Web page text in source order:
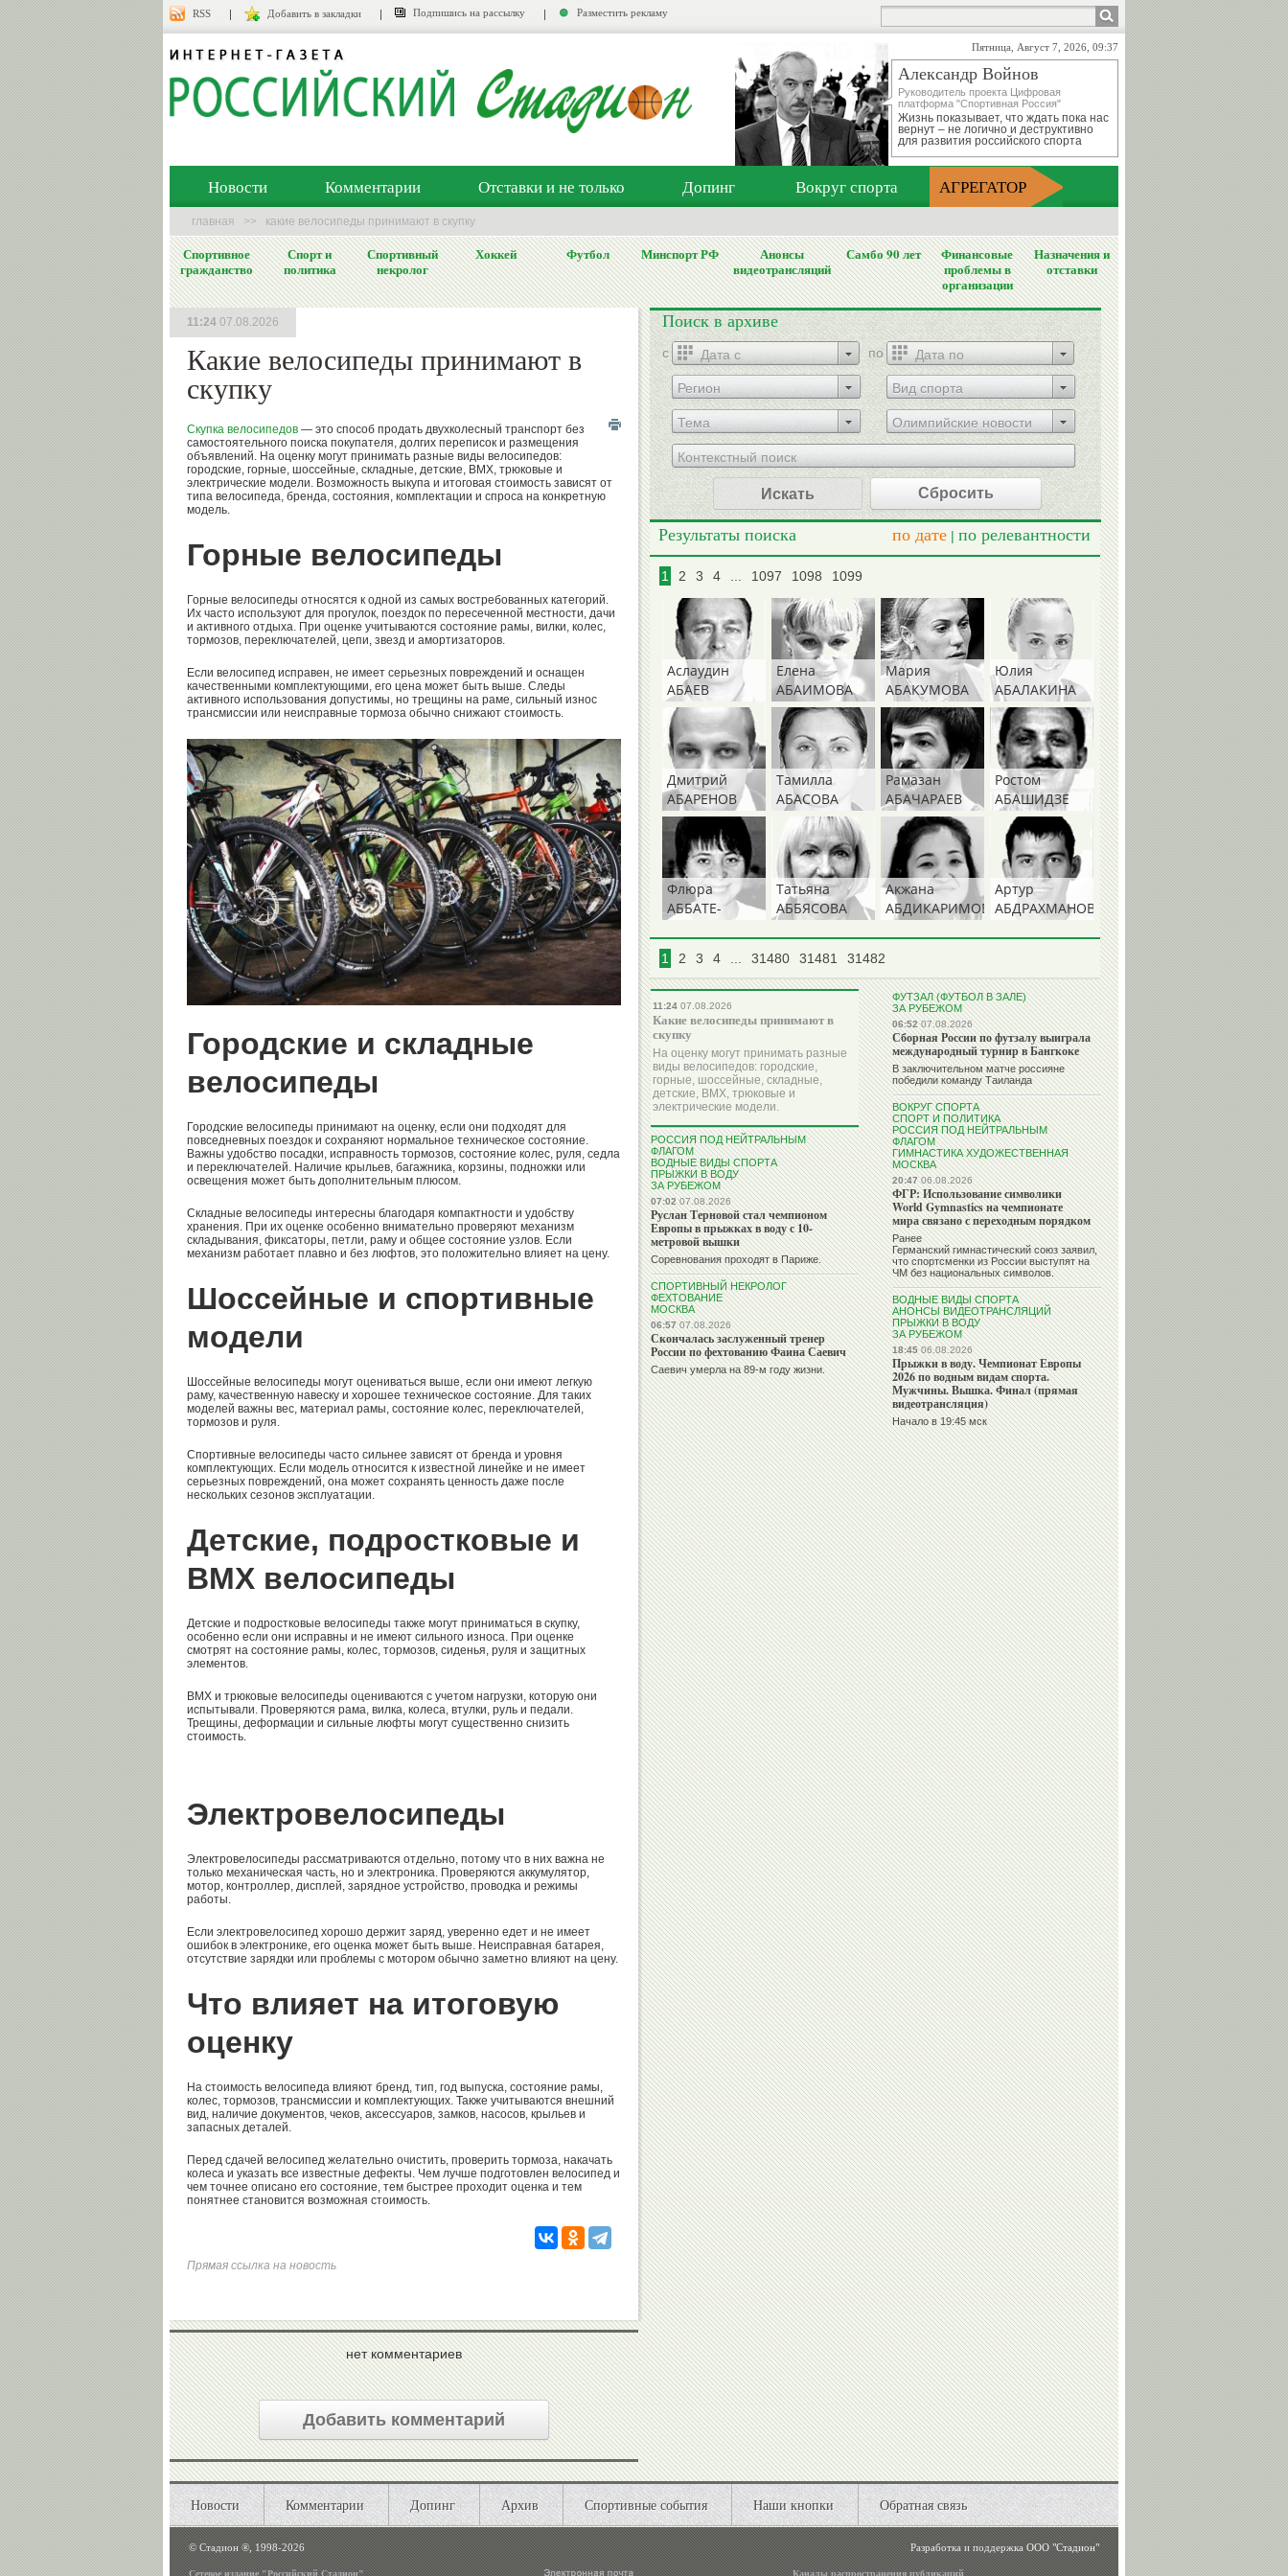
RSS Добавить в закладки Подпишись на рассылку Разместить рекламу
Пятница, Август 7, 2026, 09:37
Александр Войнов
Руководитель проекта Цифровая
платформа "Спортивная Россия"
Жизнь показывает, что ждать пока нас
вернут – не логично и деструктивно
для развития российского спорта
Новости Комментарии Отставки и не только Допинг Вокруг спорта АГРЕГАТОР
главная >> какие велосипеды принимают в скупку
Спортивное
гражданство
Спорт и
политика
Спортивный
некролог
Хоккей Футбол Минспорт РФ
Анонсы
видеотрансляций
Самбо 90 лет
Финансовые
проблемы в
организации
Назначения и
отставки
Какие велосипеды принимают в
скупку
11:24 07.08.2026
Скупка велосипедов — это способ продать двухколесный транспорт без
самостоятельного поиска покупателя, долгих переписок и размещения
объявлений. На оценку могут принимать разные виды велосипедов:
городские, горные, шоссейные, складные, детские, BMX, трюковые и
электрические модели. Возможность выкупа и итоговая стоимость зависят от
типа велосипеда, бренда, состояния, комплектации и спроса на конкретную
модель.
Горные велосипеды
Горные велосипеды относятся к одной из самых востребованных категорий.
Их часто используют для прогулок, поездок по пересеченной местности, дачи
и активного отдыха. При оценке учитываются состояние рамы, вилки, колес,
тормозов, переключателей, цепи, звезд и амортизаторов.
Если велосипед исправен, не имеет серьезных повреждений и оснащен
качественными комплектующими, его цена может быть выше. Следы
активного использования допустимы, но трещины на раме, сильный износ
трансмиссии или неисправные тормоза обычно снижают стоимость.
Городские и складные
велосипеды
Городские велосипеды принимают на оценку, если они подходят для
повседневных поездок и сохраняют нормальное техническое состояние.
Важны удобство посадки, исправность тормозов, состояние колес, руля, седла
и переключателей. Наличие крыльев, багажника, корзины, подножки или
освещения может быть дополнительным плюсом.
Складные велосипеды интересны благодаря компактности и удобству
хранения. При их оценке особенно внимательно проверяют механизм
складывания, фиксаторы, петли, раму и общее состояние узлов. Если
механизм работает плавно и без люфтов, это положительно влияет на цену.
Шоссейные и спортивные
модели
Шоссейные велосипеды могут оцениваться выше, если они имеют легкую
раму, качественную навеску и хорошее техническое состояние. Для таких
моделей важны вес, материал рамы, состояние колес, переключателей,
тормозов и руля.
Спортивные велосипеды часто сильнее зависят от бренда и уровня
комплектующих. Если модель относится к известной линейке и не имеет
серьезных повреждений, она может сохранять ценность даже после
нескольких сезонов эксплуатации.
Детские, подростковые и
BMX велосипеды
Детские и подростковые велосипеды также могут приниматься в скупку,
особенно если они исправны и не имеют сильного износа. При оценке
смотрят на состояние рамы, колес, тормозов, сиденья, руля и защитных
элементов.
BMX и трюковые велосипеды оцениваются с учетом нагрузки, которую они
испытывали. Проверяются рама, вилка, колеса, втулки, руль и педали.
Трещины, деформации и сильные люфты могут существенно снизить
стоимость.
Электровелосипеды
Электровелосипеды рассматриваются отдельно, потому что в них важна не
только механическая часть, но и электроника. Проверяются аккумулятор,
мотор, контроллер, дисплей, зарядное устройство, проводка и режимы
работы.
Если электровелосипед хорошо держит заряд, уверенно едет и не имеет
ошибок в электронике, его оценка может быть выше. Неисправная батарея,
отсутствие зарядки или проблемы с мотором обычно заметно влияют на цену.
Что влияет на итоговую
оценку
На стоимость велосипеда влияют бренд, тип, год выпуска, состояние рамы,
колес, тормозов, трансмиссии и комплектующих. Также учитываются внешний
вид, наличие документов, чеков, аксессуаров, замков, насосов, крыльев и
запасных деталей.
Перед сдачей велосипед желательно очистить, проверить тормоза, накачать
колеса и указать все известные дефекты. Чем лучше подготовлен велосипед и
чем точнее описано его состояние, тем быстрее проходит оценка и тем
понятнее становится возможная стоимость.
Прямая ссылка на новость
нет комментариев
Добавить комментарий
Поиск в архиве
c
Регион
Тема
по
Вид спорта
Олимпийские новости
Искать Сбросить
Результаты поиска по дате по релевантности
1 2 3 4 1097 1098 1099
Аслаудин
АБАЕВ
Елена
АБАИМОВА
Мария
АБАКУМОВА
Юлия
АБАЛАКИНА
Дмитрий
АБАРЕНОВ
Тамилла
АБАСОВА
Рамазан
АБАЧАРАЕВ
Ростом
АБАШИДЗЕ
Флюра
АББАТЕ-
Татьяна
АББЯСОВА
Акжана
АБДИКАРИМОВА
Артур
АБДРАХМАНОВ
1 2 3 4 31480 31481 31482
11:24 07.08.2026
Какие велосипеды принимают в
скупку
На оценку могут принимать разные
виды велосипедов: городские,
горные, шоссейные, складные,
детские, BMX, трюковые и
электрические модели.
РОССИЯ ПОД НЕЙТРАЛЬНЫМ
ФЛАГОМ
ВОДНЫЕ ВИДЫ СПОРТА
ПРЫЖКИ В ВОДУ
ЗА РУБЕЖОМ
07:0207.08.2026
Руслан Терновой стал чемпионом
Европы в прыжках в воду с 10-
метровой вышки
Соревнования проходят в Париже.
СПОРТИВНЫЙ НЕКРОЛОГ
ФЕХТОВАНИЕ
МОСКВА
06:5707.08.2026
Скончалась заслуженный тренер
России по фехтованию Фаина Саевич
Саевич умерла на 89-м году жизни.
ФУТЗАЛ (ФУТБОЛ В ЗАЛЕ)
ЗА РУБЕЖОМ
06:5207.08.2026
Сборная России по футзалу выиграла
международный турнир в Бангкоке
В заключительном матче россияне
победили команду Таиланда
ВОКРУГ СПОРТА
СПОРТ И ПОЛИТИКА
РОССИЯ ПОД НЕЙТРАЛЬНЫМ
ФЛАГОМ
ГИМНАСТИКА ХУДОЖЕСТВЕННАЯ
МОСКВА
20:4706.08.2026
ФГР: Использование символики
World Gymnastics на чемпионате
мира связано с переходным порядком
Ранее
Германский гимнастический союз заявил,
что спортсменки из России выступят на
ЧМ без национальных символов.
ВОДНЫЕ ВИДЫ СПОРТА
АНОНСЫ ВИДЕОТРАНСЛЯЦИЙ
ПРЫЖКИ В ВОДУ
ЗА РУБЕЖОМ
18:4506.08.2026
Прыжки в воду. Чемпионат Европы
2026 по водным видам спорта.
Мужчины. Вышка. Финал (прямая
видеотрансляция)
Начало в 19:45 мск
Новости Комментарии Допинг Архив Спортивные события Наши кнопки Обратная связь
©Стадион ®, 1998-2026 Разработка и поддержкаООО "Стадион"